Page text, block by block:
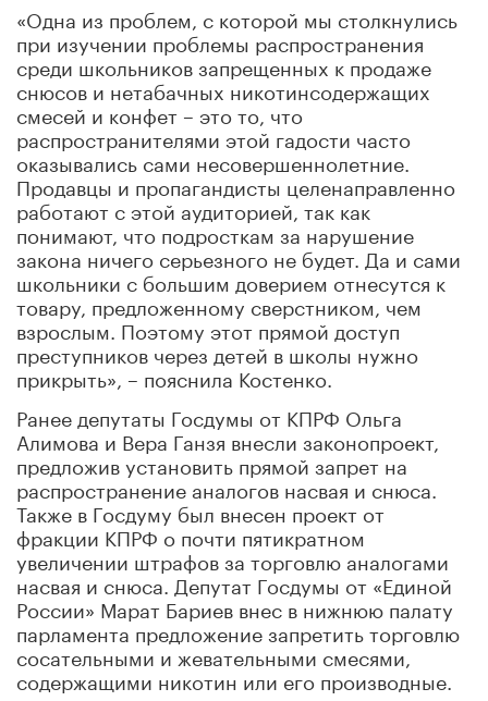
«Одна из проблем, с которой мы столкнулись
при изучении проблемы распространения
среди школьников запрещенных к продаже
снюсов и нетабачных никотинсодержащих
смесей и конфет – это то, что
распространителями этой гадости часто
оказывались сами несовершеннолетние.
Продавцы и пропагандисты целенаправленно
работают с этой аудиторией, так как
понимают, что подросткам за нарушение
закона ничего серьезного не будет. Да и сами
школьники с большим доверием отнесутся к
товару, предложенному сверстником, чем
взрослым. Поэтому этот прямой доступ
преступников через детей в школы нужно
прикрыть», – пояснила Костенко.
Ранее депутаты Госдумы от КПРФ Ольга
Алимова и Вера Ганзя внесли законопроект,
предложив установить прямой запрет на
распространение аналогов насвая и снюса.
Также в Госдуму был внесен проект от
фракции КПРФ о почти пятикратном
увеличении штрафов за торговлю аналогами
насвая и снюса. Депутат Госдумы от «Единой
России» Марат Бариев внес в нижнюю палату
парламента предложение запретить торговлю
сосательными и жевательными смесями,
содержащими никотин или его производные.